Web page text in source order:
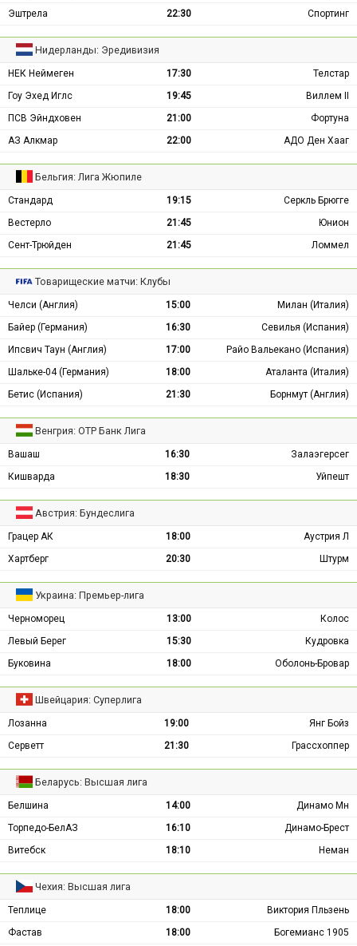
Эштрела
22:30 Спортинг
Нидерланды: Эредивизия
НЕК Неймеген 17:30
Телстар
Гоу Эхед Иглс
19:45
Виллем II
ПСВ Эйндховен
21:00
Фортуна
АЗ Алкмар
22:00 АДО Ден Хааг
Бельгия: Лига Жюпиле
Стандард 19:15
Серкль Брюгге
Вестерло
21:45
Юнион
Сент-Трюйден
21:45 Ломмел
Товарищеские матчи: Клубы
Челси (Англия) 15:00
Милан (Италия)
Байер (Германия)
16:30
Севилья (Испания)
Ипсвич Таун (Англия)
17:00
Райо Вальекано (Испания)
Шальке-04 (Германия)
18:00
Аталанта (Италия)
Бетис (Испания)
21:30 Борнмут (Англия)
Венгрия: ОТР Банк Лига
Вашаш 16:30
Залаэгерсег
Кишварда
18:30 Уйпешт
Австрия: Бундеслига
Грацер АК 18:00
Аустрия Л
Хартберг
20:30 Штурм
Украина: Премьер-лига
Черноморец 13:00
Колос
Левый Берег
15:30
Кудровка
Буковина
18:00 Оболонь-Бровар
Швейцария: Суперлига
Лозанна 19:00
Янг Бойз
Серветт
21:30 Грассхоппер
Беларусь: Высшая лига
Белшина 14:00
Динамо Мн
Торпедо-БелАЗ
16:10
Динамо-Брест
Витебск
18:10 Неман
Чехия: Высшая лига
Теплице 18:00
Виктория Пльзень
Фастав
18:00
Богемианс 1905